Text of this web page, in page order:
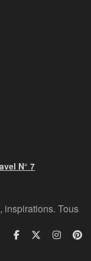
N° 7
inspirations. Tous